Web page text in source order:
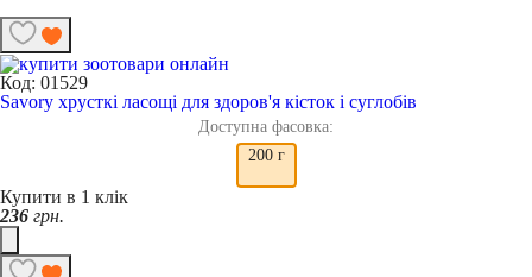
Код: 01529
Savory хрусткі ласощі для здоров'я кісток і суглобів
Доступна фасовка:
200 г
Купити в 1 клік
236 грн.